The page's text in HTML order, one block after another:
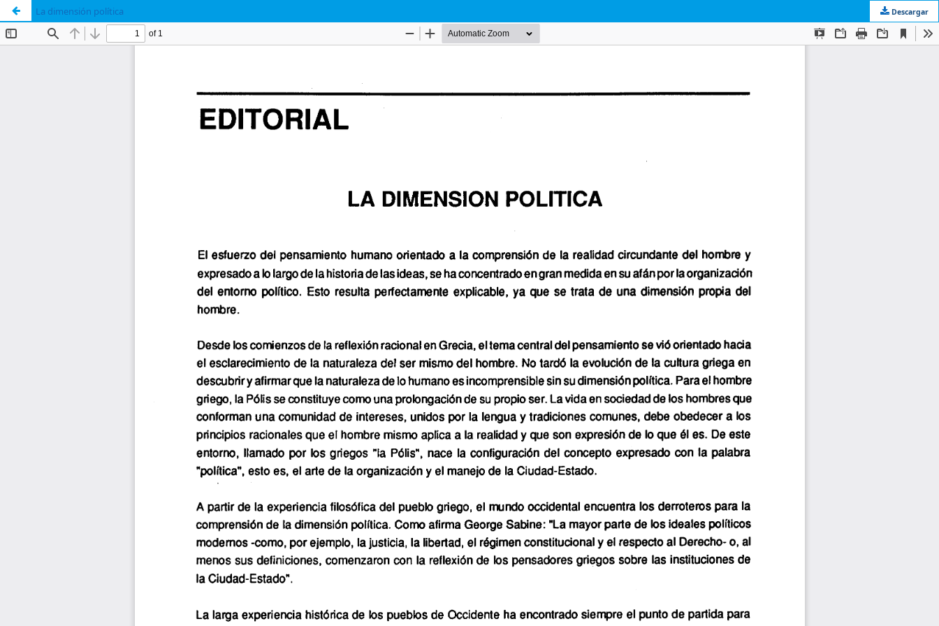
La dimensión política Descargar